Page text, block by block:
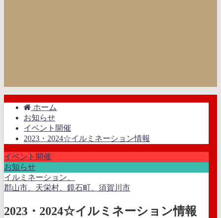
ホーム
お知らせ
イベント開催
2023・2024☆イルミネーション情報
イベント開催
お知らせ
イルミネーション、
郡山市、天栄村、鏡石町、須賀川市
2023・2024☆イルミネーション情報